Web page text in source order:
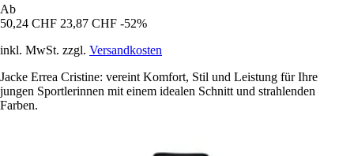
Ab
50,24 CHF 23,87 CHF -52%
inkl. MwSt. zzgl. Versandkosten
Jacke Errea Cristine: vereint Komfort, Stil und Leistung für Ihre
jungen Sportlerinnen mit einem idealen Schnitt und strahlenden
Farben.